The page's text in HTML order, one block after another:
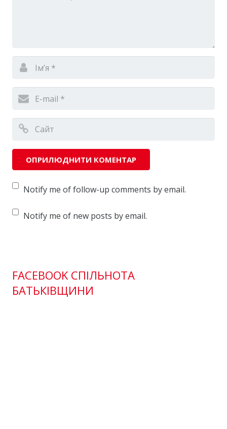
Notify me of follow-up comments by email.
Notify me of new posts by email.
FACEBOOK СПІЛЬНОТА
БАТЬКІВЩИНИ